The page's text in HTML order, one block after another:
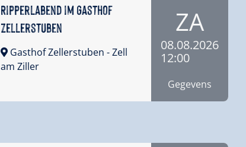
Ripperlabend im Gasthof
Zellerstuben
Gasthof Zellerstuben - Zell
am Ziller
ZA
08.08.2026
12:00
Gegevens